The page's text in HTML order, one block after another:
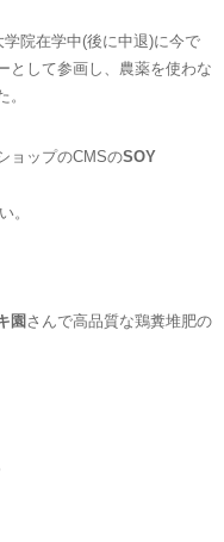
院在学中(後に中退)に今で
として参画し、農薬を使わな
。
ョップのCMSのSOY
。
園 さんで高品質な鶏糞堆肥の